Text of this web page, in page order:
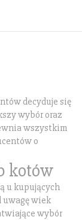
decyduje się
wybór oraz
wszystkim
o
kotów
u kupujących
uwagę wiek
wybór